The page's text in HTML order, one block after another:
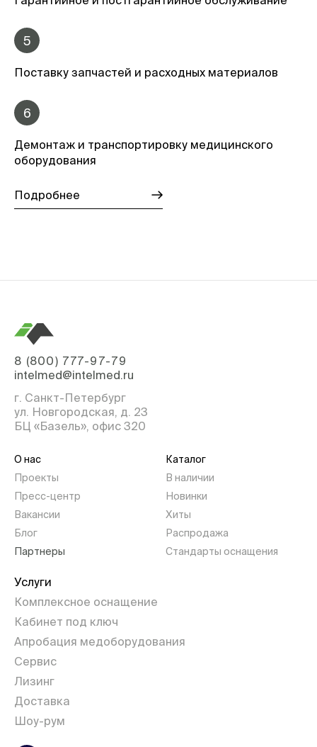
5
Поставку запчастей и расходных материалов
6
Демонтаж и транспортировку медицинского
оборудования
Подробнее
8 (800) 777-97-79
intelmed@intelmed.ru
г. Санкт-Петербург
ул. Новгородская, д. 23
БЦ «Базель», офис 320
О нас
Проекты
Пресс-центр
Вакансии
Блог
Партнеры
Каталог
В наличии
Новинки
Хиты
Распродажа
Стандарты оснащения
Услуги
Комплексное оснащение
Кабинет под ключ
Апробация медоборудования
Сервис
Лизинг
Доставка
Шоу-рум